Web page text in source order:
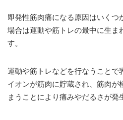
即発性筋肉痛になる原因はいくつ
場合は運動や筋トレの最中に生ま
す。
運動や筋トレなどを行なうことで
イオンが筋肉に貯蔵され、筋肉が
まうことにより痛みやだるさが発